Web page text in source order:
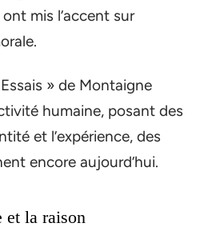
mis l’accent sur
» de Montaigne
humaine, posant des
et l’expérience, des
encore aujourd’hui.
et la raison